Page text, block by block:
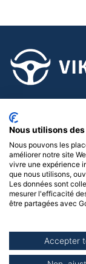
Suivez-nous !
Menu
Nos
Politique de
Nous utilisons
Nous pouvons les
améliorer notre site
vivre une expérience
que nous utilisons,
Les données sont
mesurer l'efficacité
être partagées avec
Accepter